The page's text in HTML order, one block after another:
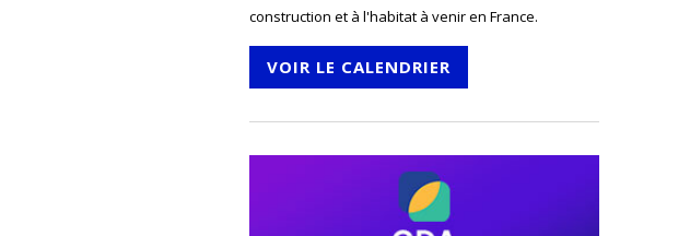
construction et à l'habitat à venir en France.
VOIR LE CALENDRIER